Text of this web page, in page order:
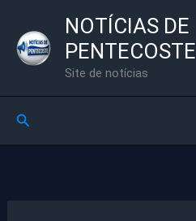
para
NOTÍCIAS DE
PENTECOSTE
Site de notícias
Pesquisar